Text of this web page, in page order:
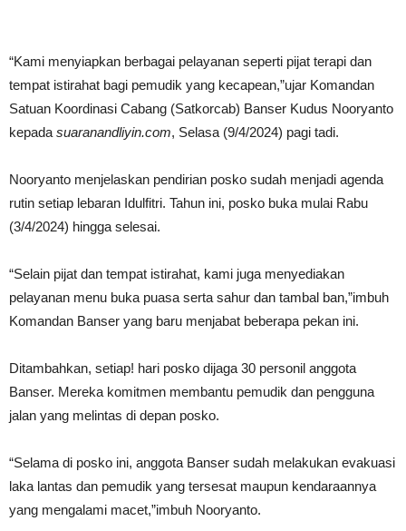
“Kami menyiapkan berbagai pelayanan seperti pijat terapi dan
tempat istirahat bagi pemudik yang kecapean,”ujar Komandan
Satuan Koordinasi Cabang (Satkorcab) Banser Kudus Nooryanto
kepadasuaranandliyin.com, Selasa (9/4/2024) pagi tadi.
Nooryanto menjelaskan pendirian posko sudah menjadi agenda
rutin setiap lebaran Idulfitri. Tahun ini, posko buka mulai Rabu
(3/4/2024) hingga selesai.
“Selain pijat dan tempat istirahat, kami juga menyediakan
pelayanan menu buka puasa serta sahur dan tambal ban,”imbuh
Komandan Banser yang baru menjabat beberapa pekan ini.
Ditambahkan, setiap! hari posko dijaga 30 personil anggota
Banser. Mereka komitmen membantu pemudik dan pengguna
jalan yang melintas di depan posko.
“Selama di posko ini, anggota Banser sudah melakukan evakuasi
laka lantas dan pemudik yang tersesat maupun kendaraannya
yang mengalami macet,”imbuh Nooryanto.